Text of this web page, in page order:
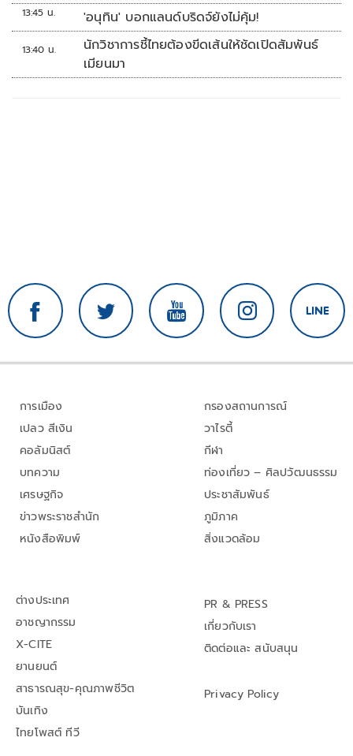
13:45 น. 'อนุทิน' บอกแลนด์บริดจ์ยังไม่คุ้ม!
13:40 น.
นักวิชาการชี้ไทยต้องขีดเส้นให้ชัดเปิดสัมพันธ์
เมียนมา
การเมือง
เปลว สีเงิน
คอลัมนิสต์
บทความ
เศรษฐกิจ
ข่าวพระราชสำนัก
หนังสือพิมพ์
กรองสถานการณ์
วาไรตี้
กีฬา
ท่องเที่ยว – ศิลปวัฒนธรรม
ประชาสัมพันธ์
ภูมิภาค
สิ่งแวดล้อม
ต่างประเทศ
อาชญากรรม
X-CITE
ยานยนต์
สาธารณสุข-คุณภาพชีวิต
บันเทิง
ไทยโพสต์ ทีวี
PR & PRESS
เกี่ยวกับเรา
ติดต่อและ สนับสนุน
Privacy Policy